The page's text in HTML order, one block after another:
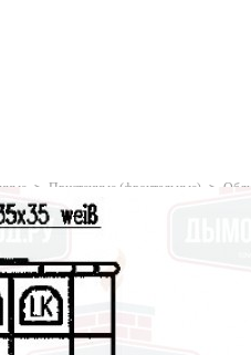
Пристенные (фронтальные)
jade 256 +